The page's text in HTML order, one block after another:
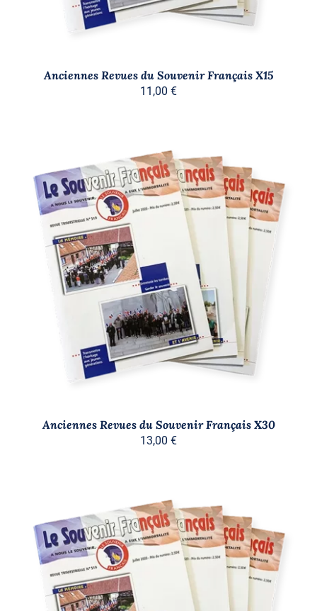
Anciennes Revues du Souvenir Français X15
11,00 €
AJOUTER AU PANIER
DÉTAILS
Anciennes Revues du Souvenir Français X30
13,00 €